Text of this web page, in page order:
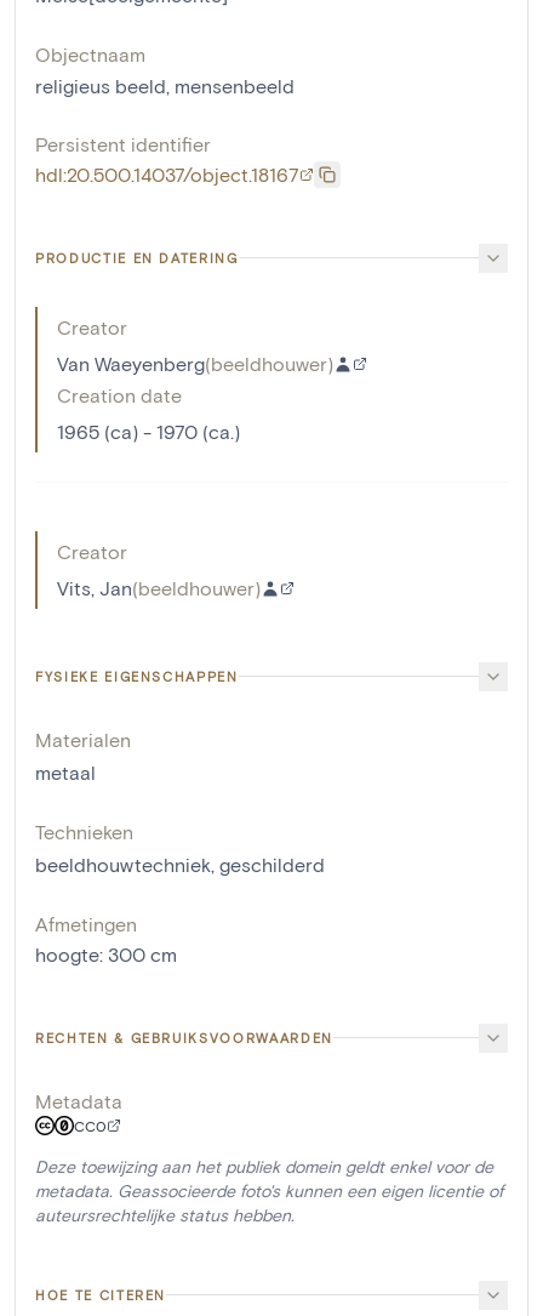
Objectnaam
religieus beeld mensenbeeld
Persistent identifier
hdl:20.500.14037/object.18167
PRODUCTIE EN DATERING
Creator
Van Waeyenberg(beeldhouwer)
Creation date
1965 (ca) - 1970 (ca.)
Creator
Vits, Jan(beeldhouwer)
FYSIEKE EIGENSCHAPPEN
Materialen
metaal
Technieken
beeldhouwtechniek geschilderd
Afmetingen
hoogte: 300 cm
RECHTEN & GEBRUIKSVOORWAARDEN
Metadata
CC0
Deze toewijzing aan het publiek domein geldt enkel voor de
metadata. Geassocieerde foto's kunnen een eigen licentie of
auteursrechtelijke status hebben.
HOE TE CITEREN